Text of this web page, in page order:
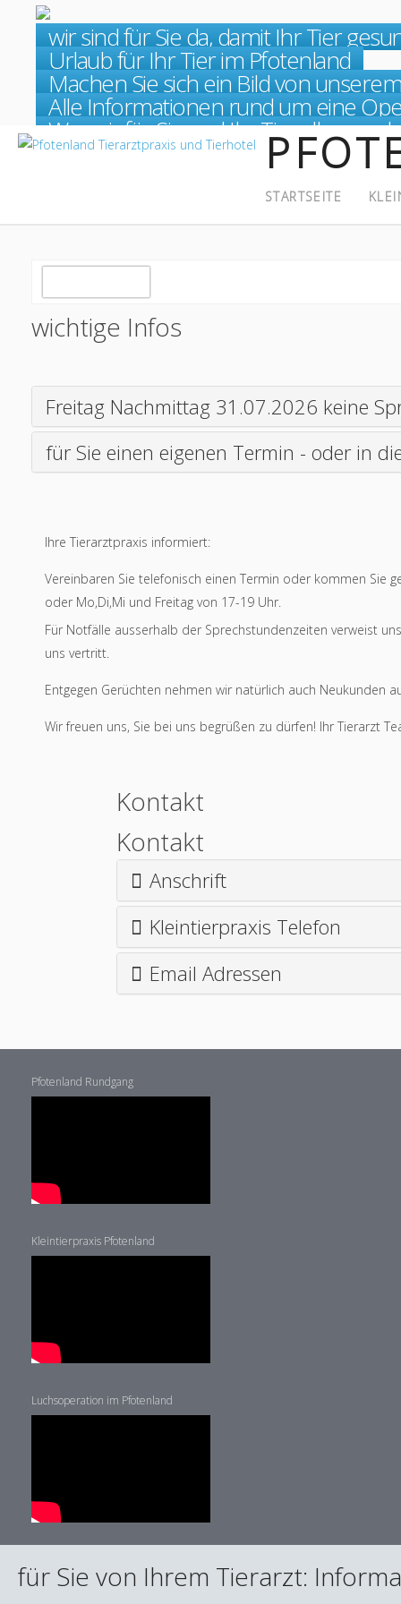
Kleintierpraxis
wir sind für Sie da, damit Ihr Tier
Weiterlesen
Tierhotel
Urlaub für Ihr Tier im Pfotenland
Weiterlesen
Behandlungen für Kleintiere
Machen Sie sich ein Bild von
Weiterlesen
Operationen beim Kleintier
Alle Informationen rund um eine
Weiterlesen
Leistungsangebot der
Was wir für Sie und Ihr Tier alles
Weiterlesen
STARTSEITE
wichtige Infos
Freitag Nachmittag 31.07.2026 keine
für Sie einen eigenen Termin - oder in
Ihre Tierarztpraxis informiert:
Vereinbaren Sie telefonisch einen Termin oder kommen Sie
oder Mo,Di,Mi und Freitag von 17-19 Uhr.
Für Notfälle ausserhalb der Sprechstundenzeiten verweist
uns vertritt.
Entgegen Gerüchten nehmen wir natürlich auch Neukunden
Wir freuen uns, Sie bei uns begrüßen zu dürfen! Ihr Tierarzt
Kontakt
Kontakt
Anschrift
Kleintierpraxis Telefon
Email Adressen
Pfotenland Rundgang
Kleintierpraxis Pfotenland
Luchsoperation im Pfotenland
für Sie von Ihrem Tierarzt: